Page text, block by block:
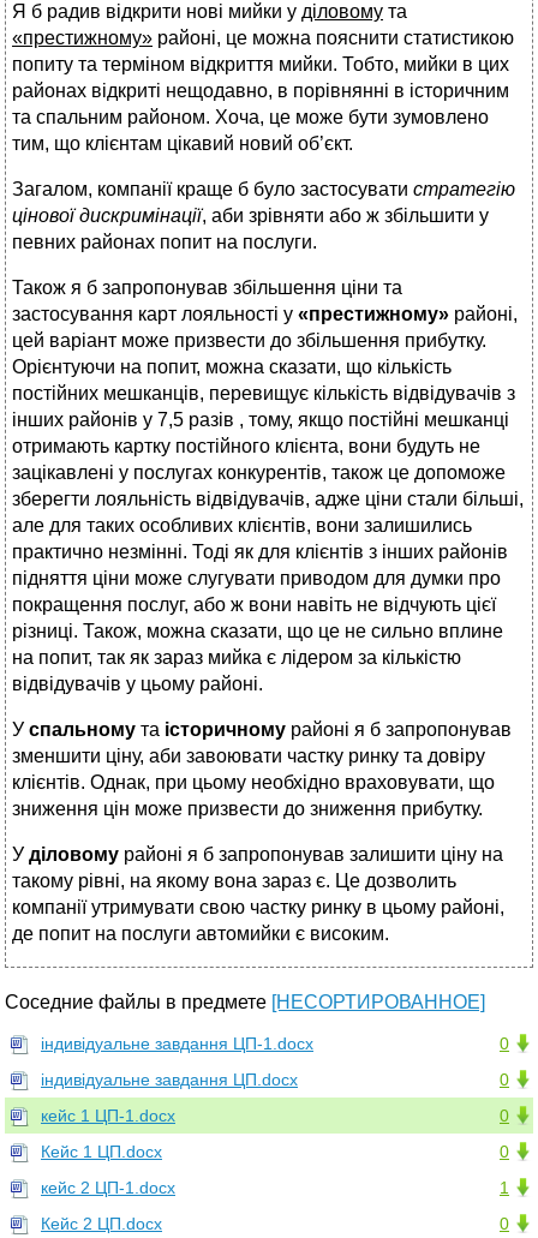
Я б радив відкрити нові мийки у діловому та
«престижному» районі, це можна пояснити статистикою
попиту та терміном відкриття мийки. Тобто, мийки в цих
районах відкриті нещодавно, в порівнянні в історичним
та спальним районом. Хоча, це може бути зумовлено
тим, що клієнтам цікавий новий об’єкт.
Загалом, компанії краще б було застосувати стратегію
цінової дискримінації, аби зрівняти або ж збільшити у
певних районах попит на послуги.
Також я б запропонував збільшення ціни та
застосування карт лояльності у «престижному» районі,
цей варіант може призвести до збільшення прибутку.
Орієнтуючи на попит, можна сказати, що кількість
постійних мешканців, перевищує кількість відвідувачів з
інших районів у 7,5 разів , тому, якщо постійні мешканці
отримають картку постійного клієнта, вони будуть не
зацікавлені у послугах конкурентів, також це допоможе
зберегти лояльність відвідувачів, адже ціни стали більші,
але для таких особливих клієнтів, вони залишились
практично незмінні. Тоді як для клієнтів з інших районів
підняття ціни може слугувати приводом для думки про
покращення послуг, або ж вони навіть не відчують цієї
різниці. Також, можна сказати, що це не сильно вплине
на попит, так як зараз мийка є лідером за кількістю
відвідувачів у цьому районі.
У спальному та історичному районі я б запропонував
зменшити ціну, аби завоювати частку ринку та довіру
клієнтів. Однак, при цьому необхідно враховувати, що
зниження цін може призвести до зниження прибутку.
У діловому районі я б запропонував залишити ціну на
такому рівні, на якому вона зараз є. Це дозволить
компанії утримувати свою частку ринку в цьому районі,
де попит на послуги автомийки є високим.
Соседние файлы в предмете [НЕСОРТИРОВАННОЕ]
0
індивідуальне завдання ЦП-1.docx
0
індивідуальне завдання ЦП.docx
0
кейс 1 ЦП-1.docx
0
Кейс 1 ЦП.docx
1
кейс 2 ЦП-1.docx
0
Кейс 2 ЦП.docx